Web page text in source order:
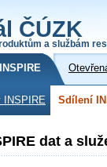
ČÚZK
a službám
INSPIRE
Sdílení
dat a